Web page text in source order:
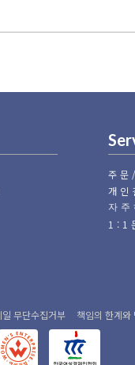
주
개인
자
1:1
일 무단수집거부 책임의 한계와